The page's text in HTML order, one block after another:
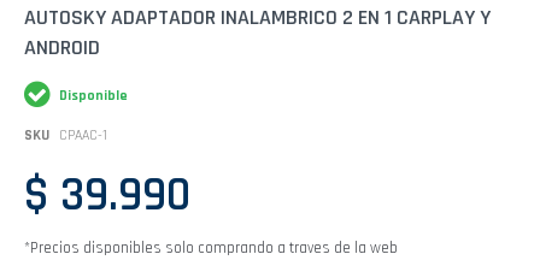
Saltar
comienzo
la
galería
de
AUTOSKY ADAPTADOR INALAMBRICO 2 EN 1 CARPLAY Y
ANDROID
Disponible
SKU CPAAC-1
$ 39.990
*Precios disponibles solo comprando a traves de la web